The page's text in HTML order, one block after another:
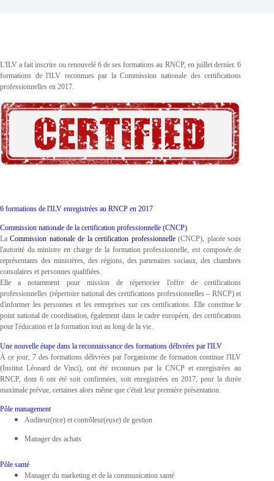
L'ILV a fait inscrire ou renouvelé 6 de ses formations au RNCP, en juillet dernier. 6
formations de l'ILV reconnues par la Commission nationale des certifications
professionnelles en 2017.
6 formations de l'ILV enregistrées au RNCP en 2017
Commission nationale de la certification professionnelle (CNCP)
LaCommission nationale de la certification professionnelle(CNCP), placée sous
l'autorité du ministre en charge de la formation professionnelle, est composée de
représentants des ministères, des régions, des partenaires sociaux, des chambres
consulaires et personnes qualifiées.
Elle a notamment pour mission de répertorier l'offre de certifications
professionnelles (répertoire national des certifications professionnelles – RNCP) et
d'informer les personnes et les entreprises sur ces certifications. Elle constitue le
point national de coordination, également dans le cadre européen, des certifications
pour l'éducation et la formation tout au long de la vie.
Une nouvelle étape dans la reconnaissance des formations délivrées par l'ILV
À ce jour, 7 des formations délivrées par l'organisme de formation continue l'ILV
(Institut Léonard de Vinci), ont été reconnues par la CNCP et enregistrées au
RNCP, dont 6 ont été soit confirmées, soit enregistrées en 2017, pour la durée
maximale prévue, certaines alors même que c'était leur première présentation.
Pôle management
Auditeur(rice) et contrôleur(euse) de gestion
Manager des achats
Pôle santé
Manager du marketing et de la communication santé